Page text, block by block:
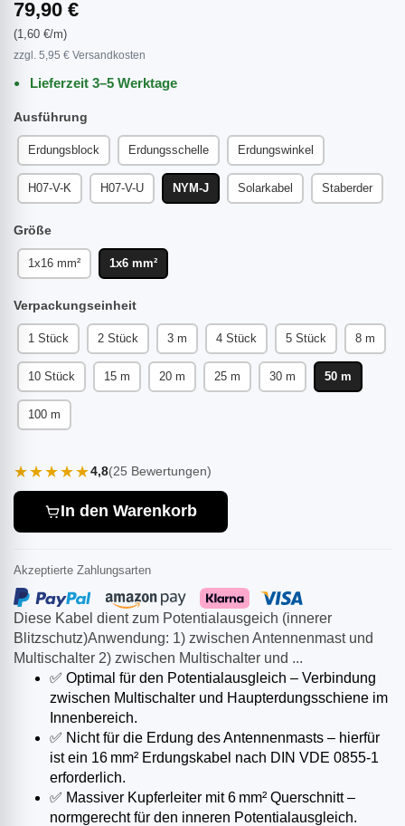
Diese Kabel dient zum Potentialausgeich (innerer
Blitzschutz)Anwendung: 1) zwischen Antennenmast und
Multischalter 2) zwischen Multischalter und ...
✅ Optimal für den Potentialausgleich – Verbindung
zwischen Multischalter und Haupterdungsschiene im
Innenbereich.
✅ Nicht für die Erdung des Antennenmasts – hierfür
ist ein 16 mm² Erdungskabel nach DIN VDE 0855-1
erforderlich.
✅ Massiver Kupferleiter mit 6 mm² Querschnitt –
normgerecht für den inneren Potentialausgleich.
79,90 €
(1,60 €/m)
zzgl. 5,95 € Versandkosten
Lieferzeit 3–5 Werktage
Ausführung
Erdungsblock Erdungsschelle Erdungswinkel
H07-V-K H07-V-U NYM-J Solarkabel Staberder
Größe
1x16 mm² 1x6 mm²
Verpackungseinheit
1 Stück 2 Stück 3 m 4 Stück 5 Stück 8 m
10 Stück 15 m 20 m 25 m 30 m 50 m
100 m
★★★★★4,8(25 Bewertungen)
In den Warenkorb
Akzeptierte Zahlungsarten